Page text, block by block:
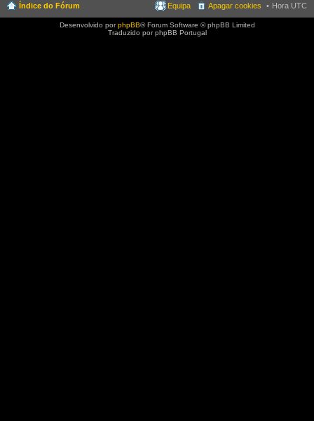
Índice do Fórum Hora UTC
Apagar cookies
Equipa
Desenvolvido porphpBB® Forum Software © phpBB Limited
Traduzido por phpBB Portugal